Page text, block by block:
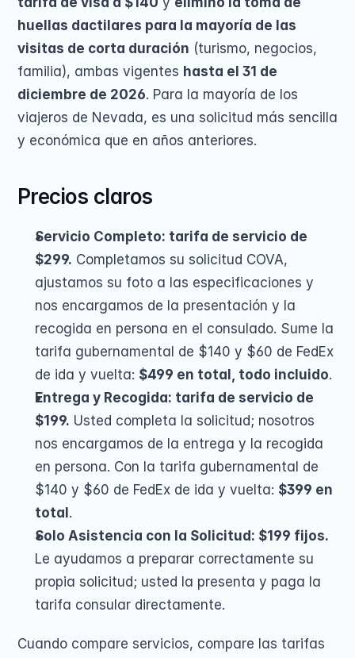
huellas dactilares para la mayoría de las
visitas de corta duración (turismo, negocios,
familia), ambas vigentes hasta el 31 de
diciembre de 2026. Para la mayoría de los
viajeros de Nevada, es una solicitud más sencilla
y económica que en años anteriores.
Precios claros
Servicio Completo: tarifa de servicio de
$299. Completamos su solicitud COVA,
ajustamos su foto a las especificaciones y
nos encargamos de la presentación y la
recogida en persona en el consulado. Sume la
tarifa gubernamental de $140 y $60 de FedEx
de ida y vuelta: $499 en total, todo incluido.
Entrega y Recogida: tarifa de servicio de
$199. Usted completa la solicitud; nosotros
nos encargamos de la entrega y la recogida
en persona. Con la tarifa gubernamental de
$140 y $60 de FedEx de ida y vuelta: $399 en
total .
Solo Asistencia con la Solicitud: $199 fijos.
Le ayudamos a preparar correctamente su
propia solicitud; usted la presenta y paga la
tarifa consular directamente.
Cuando compare servicios, compare las tarifas